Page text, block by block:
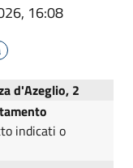
16:08
d'Azeglio, 2
indicati o